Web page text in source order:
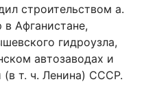
строительством а.
Афганистане,
гидроузла,
автозаводах и
т. ч. Ленина) СССР.